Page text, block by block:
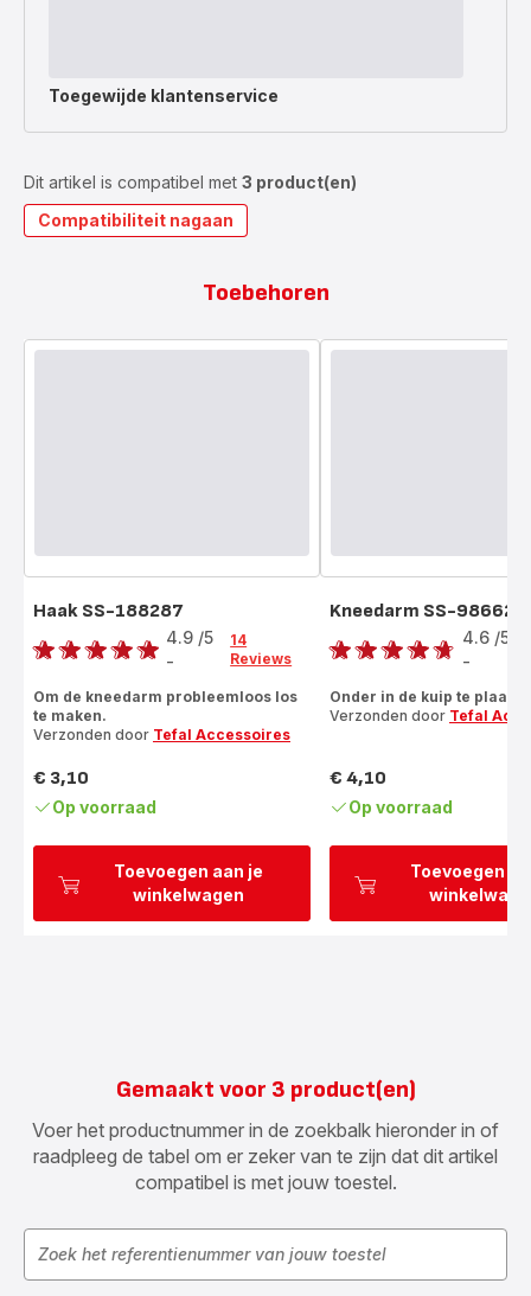
Toegewijde klantenservice
Dit artikel is compatibel met 3 product(en)
Compatibiliteit nagaan
Toebehoren
Toevoegen aan je
winkelwagen
Haak SS-188287
Score
4.9 /5
-
14
Reviews
Om de kneedarm probleemloos los
te maken.
Verzonden door Tefal Accessoires
Prijs
€ 3,10
Op voorraad
Toevoegen
Kneedarm SS-986625
Score
4.6 /5
-
Onder in de kuip te
Verzonden door Tefal
Prijs
€ 4,10
Op voorraad
Gemaakt voor 3 product(en)
Voer het productnummer in de zoekbalk hieronder in of
raadpleeg de tabel om er zeker van te zijn dat dit artikel
compatibel is met jouw toestel.